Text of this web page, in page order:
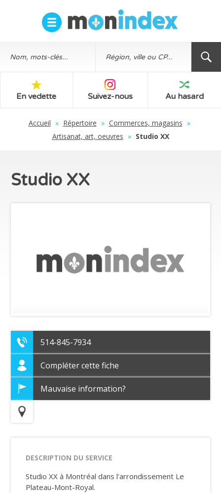
En vedette Suivez-nous Au hasard
Accueil » Répertoire » Commerces, magasins »
Artisanat, art, oeuvres » Studio XX
Studio XX
514-845-7934
Compléter cette fiche
Mauvaise information?
DESCRIPTION DU SERVICE
Studio XX à Montréal dans l'arrondissement Le
Plateau-Mont-Royal.